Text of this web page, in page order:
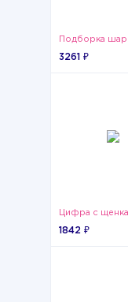
Подборка
3261 ₽
Цифра с
1842 ₽